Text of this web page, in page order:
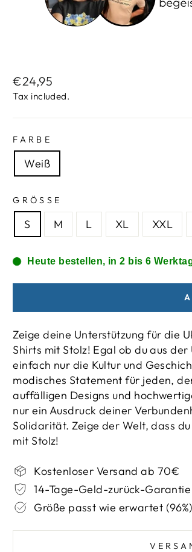
Regular
price
€24,95
Tax included.
FARBE
Weiß
GRÖSSE
S M L XL XXL
Heute bestellen, in 2 bis 6
Zeige deine Unterstützung für die
Shirts mit Stolz! Egal ob du aus
einfach nur die Kultur und
modisches Statement für jeden,
auffälligen Designs und
nur ein Ausdruck deiner
Solidarität. Zeige der Welt, dass
mit Stolz!
Kostenloser Versand ab 70€
14-Tage-Geld-zurück-Garantie
Größe passt wie erwartet (96%)